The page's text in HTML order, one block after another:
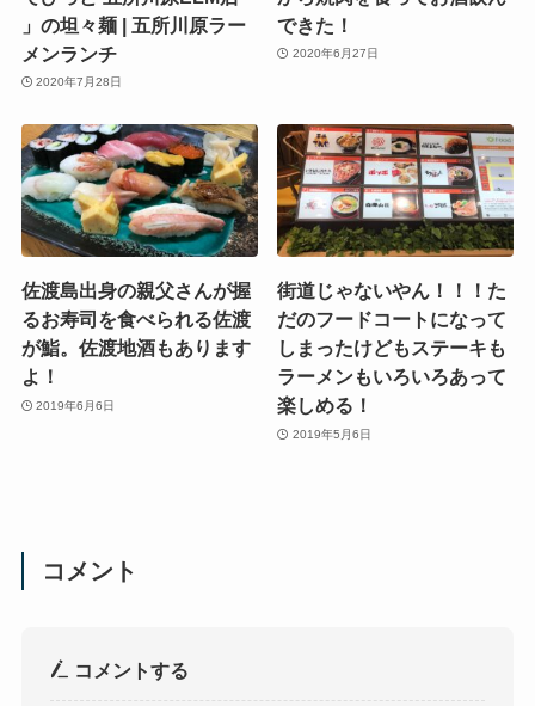
」の坦々麺 | 五所川原ラー
メンランチ
2020年7月28日
できた！
2020年6月27日
佐渡島出身の親父さんが握
るお寿司を食べられる佐渡
が鮨。佐渡地酒もあります
よ！
2019年6月6日
街道じゃないやん！！！た
だのフードコートになって
しまったけどもステーキも
ラーメンもいろいろあって
楽しめる！
2019年5月6日
コメント
コメントする